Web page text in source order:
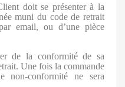
doit se présenter à la
muni du code de retrait
email, ou d’une pièce
de la conformité de sa
Une fois la commande
non-conformité ne sera